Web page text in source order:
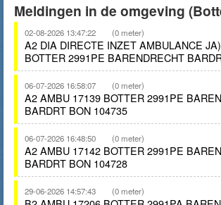
Meldingen in de omgeving
02-08-2026 13:47:22 (0 meter)
A2 DIA DIRECTE INZET AMBULANCE
BOTTER 2991PE BARENDRECHT
06-07-2026 16:58:07 (0 meter)
A2 AMBU 17139 BOTTER 2991PE
BARDRT BON 104735
06-07-2026 16:48:50 (0 meter)
A2 AMBU 17142 BOTTER 2991PE
BARDRT BON 104728
29-06-2026 14:57:43 (0 meter)